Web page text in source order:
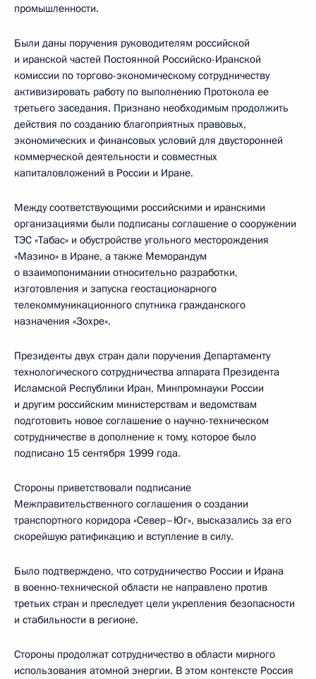
промышленности.
Были даны поручения руководителям российской
и иранской частей Постоянной Российско-Иранской
комиссии по торгово-экономическому сотрудничеству
активизировать работу по выполнению Протокола ее
третьего заседания. Признано необходимым продолжить
действия по созданию благоприятных правовых,
экономических и финансовых условий для двусторонней
коммерческой деятельности и совместных
капиталовложений в России и Иране.
Между соответствующими российскими и иранскими
организациями были подписаны соглашение о сооружении
ТЭС «Табас» и обустройстве угольного месторождения
«Мазино» в Иране, а также Меморандум
о взаимопонимании относительно разработки,
изготовления и запуска геостационарного
телекоммуникационного спутника гражданского
назначения «Зохре».
Президенты двух стран дали поручения Департаменту
технологического сотрудничества аппарата Президента
Исламской Республики Иран, Минпромнауки России
и другим российским министерствам и ведомствам
подготовить новое соглашение о научно-техническом
сотрудничестве в дополнение к тому, которое было
подписано 15 сентября 1999 года.
Стороны приветствовали подписание
Межправительственного соглашения о создании
транспортного коридора «Север–Юг», высказались за его
скорейшую ратификацию и вступление в силу.
Было подтверждено, что сотрудничество России и Ирана
в военно-технической области не направлено против
третьих стран и преследует цели укрепления безопасности
и стабильности в регионе.
Стороны продолжат сотрудничество в области мирного
использования атомной энергии. В этом контексте Россия